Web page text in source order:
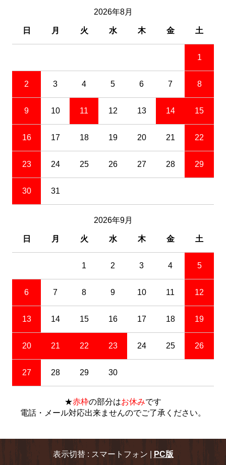
2026年8月
日 月 火 水 木 金 土
1
2 3 4 5 6 7 8
9 10 11 12 13 14 15
16 17 18 19 20 21 22
23 24 25 26 27 28 29
30 31
2026年9月
日 月 火 水 木 金 土
1 2 3 4 5
6 7 8 9 10 11 12
13 14 15 16 17 18 19
20 21 22 23 24 25 26
27 28 29 30
★赤枠の部分はお休みです
電話・メール対応出来ませんのでご了承ください。
表示切替 : スマートフォン | PC版